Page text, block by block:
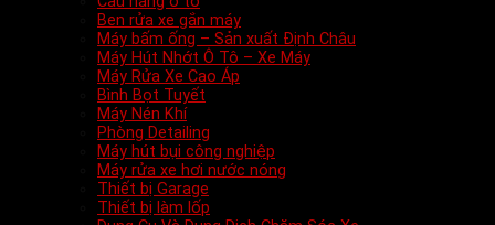
Ben rửa xe gắn máy
Máy bấm ống – Sản xuất Định Châu
Máy Hút Nhớt Ô Tô – Xe Máy
Máy Rửa Xe Cao Áp
Bình Bọt Tuyết
Máy Nén Khí
Phòng Detailing
Máy hút bụi công nghiệp
Máy rửa xe hơi nước nóng
Thiết bị Garage
Thiết bị làm lốp